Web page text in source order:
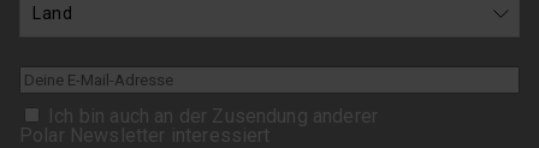
Ich bin auch an der Zusendung anderer
Polar Newsletter interessiert